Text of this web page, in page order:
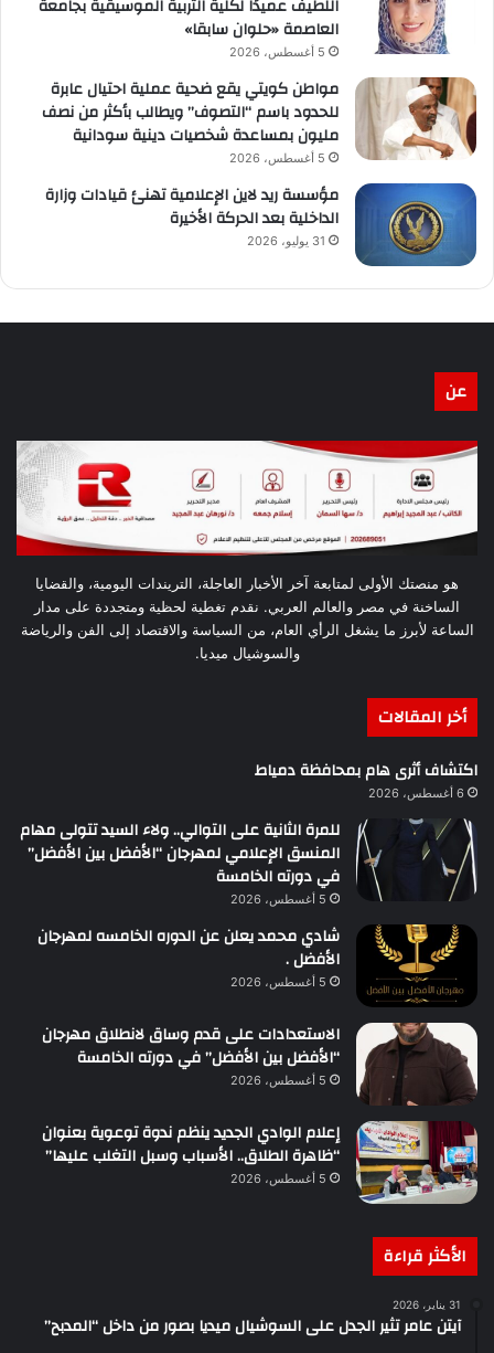
اللطيف عميدًا لكلية التربية الموسيقية بجامعة
العاصمة «حلوان سابقا»
5 أغسطس، 2026
مواطن كويتي يقع ضحية عملية احتيال عابرة
للحدود باسم “التصوف” ويطالب بأكثر من نصف
مليون بمساعدة شخصيات دينية سودانية
5 أغسطس، 2026
مؤسسة ريد لاين الإعلامية تهنئ قيادات وزارة
الداخلية بعد الحركة الأخيرة
31 يوليو، 2026
عن
هو منصتك الأولى لمتابعة آخر الأخبار العاجلة، التريندات اليومية، والقضايا
الساخنة في مصر والعالم العربي. نقدم تغطية لحظية ومتجددة على مدار
الساعة لأبرز ما يشغل الرأي العام، من السياسة والاقتصاد إلى الفن والرياضة
والسوشيال ميديا.
أخر المقالات
اكتشاف أثرى هام بمحافظة دمياط
6 أغسطس، 2026
للمرة الثانية على التوالي.. ولاء السيد تتولى مهام
المنسق الإعلامي لمهرجان “الأفضل بين الأفضل”
في دورته الخامسة
5 أغسطس، 2026
شادي محمد يعلن عن الدوره الخامسه لمهرجان
الأفضل .
5 أغسطس، 2026
الاستعدادات على قدم وساق لانطلاق مهرجان
“الأفضل بين الأفضل” في دورته الخامسة
5 أغسطس، 2026
إعلام الوادي الجديد ينظم ندوة توعوية بعنوان
“ظاهرة الطلاق.. الأسباب وسبل التغلب عليها”
5 أغسطس، 2026
الأكثر قراءة
31 يناير، 2026
آيتن عامر تثير الجدل على السوشيال ميديا بصور من داخل “المدبح”